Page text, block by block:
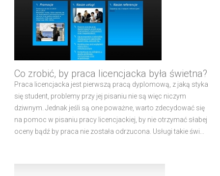
Co zrobić, by praca licencjacka była świetna?
Praca licencjacka jest pierwszą pracą dyplomową, z jaką styka
się student, problemy przy jej pisaniu nie są więc niczym
dziwnym. Jednak jeśli są one poważne, warto zdecydować się
na pomoc w pisaniu pracy licencjackiej, by nie otrzymać słabej
oceny bądź by praca nie została odrzucona. Usługi takie świ...